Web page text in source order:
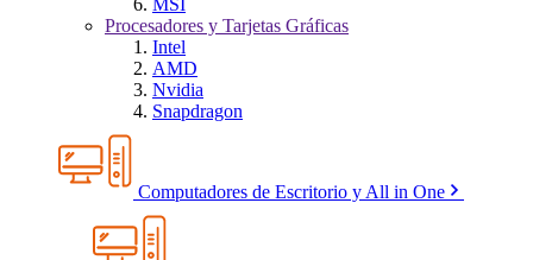
MSI
Procesadores y Tarjetas Gráficas
Intel
AMD
Nvidia
Snapdragon
Computadores de Escritorio y All in One